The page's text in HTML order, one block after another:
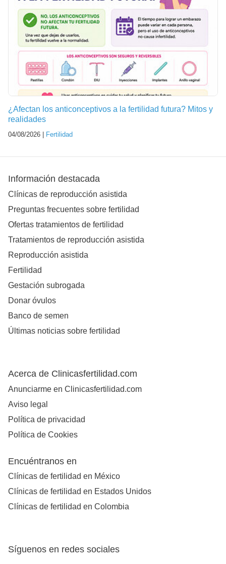
¿Afectan los anticonceptivos a la fertilidad futura? Mitos y
realidades
04/08/2026 | Fertilidad
Información destacada
Clínicas de reproducción asistida
Preguntas frecuentes sobre fertilidad
Ofertas tratamientos de fertilidad
Tratamientos de reproducción asistida
Reproducción asistida
Fertilidad
Gestación subrogada
Donar óvulos
Banco de semen
Últimas noticias sobre fertilidad
Acerca de Clinicasfertilidad.com
Anunciarme en Clinicasfertilidad.com
Aviso legal
Política de privacidad
Política de Cookies
Encuéntranos en
Clínicas de fertilidad en México
Clínicas de fertilidad en Estados Unidos
Clínicas de fertilidad en Colombia
Síguenos en redes sociales